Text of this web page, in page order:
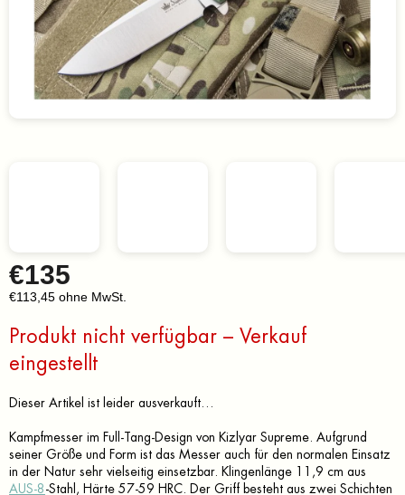
€135
€113,45 ohne MwSt.
Produkt nicht verfügbar – Verkauf
eingestellt
Dieser Artikel ist leider ausverkauft…
Kampfmesser im Full-Tang-Design von Kizlyar Supreme. Aufgrund
seiner Größe und Form ist das Messer auch für den normalen Einsatz
in der Natur sehr vielseitig einsetzbar. Klingenlänge 11,9 cm aus
AUS-8 -Stahl, Härte 57-59 HRC. Der Griff besteht aus zwei Schichten